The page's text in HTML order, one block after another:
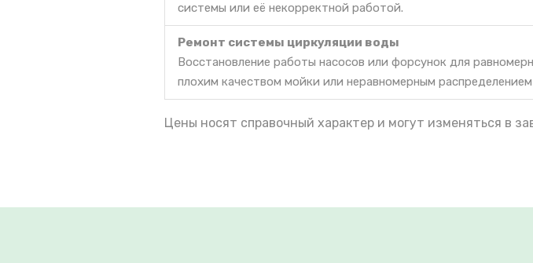
системы или её некорректной работой.
Ремонт системы циркуляции воды
Восстановление работы насосов или форсунок для
плохим качеством мойки или неравномерным
Цены носят справочный характер и могут изменяться в